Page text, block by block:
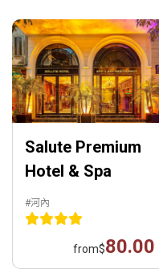
Salute Premium
Hotel & Spa
#河內
from$80.00